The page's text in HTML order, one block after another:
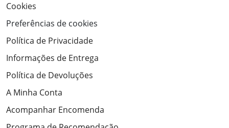
Cookies
Preferências de cookies
Política de Privacidade
Informações de Entrega
Política de Devoluções
A Minha Conta
Acompanhar Encomenda